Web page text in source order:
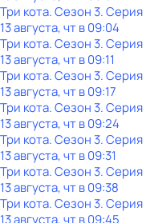
Три кота. Сезон 3. Серия
13 августа, чт в 09:04
Три кота. Сезон 3. Серия
13 августа, чт в 09:11
Три кота. Сезон 3. Серия
13 августа, чт в 09:17
Три кота. Сезон 3. Серия
13 августа, чт в 09:24
Три кота. Сезон 3. Серия
13 августа, чт в 09:31
Три кота. Сезон 3. Серия
13 августа, чт в 09:38
Три кота. Сезон 3. Серия
13 августа, чт в 09:45